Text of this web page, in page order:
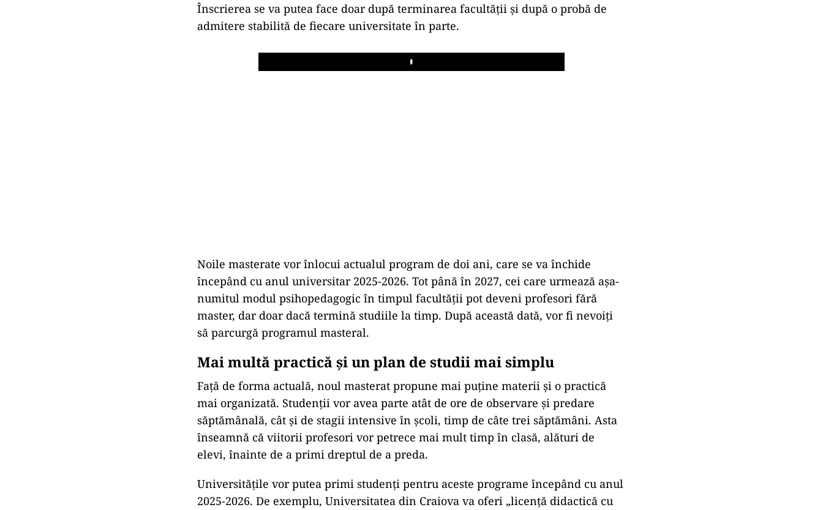
Înscrierea se va putea face doar după terminarea facultății și după o probă de
admitere stabilită de fiecare universitate în parte.
Play
Noile masterate vor înlocui actualul program de doi ani, care se va închide
începând cu anul universitar 2025-2026. Tot până în 2027, cei care urmează așa-
numitul modul psihopedagogic în timpul facultății pot deveni profesori fără
master, dar doar dacă termină studiile la timp. După această dată, vor fi nevoiți
să parcurgă programul masteral.
Mai multă practică și un plan de studii mai simplu
Față de forma actuală, noul masterat propune mai puține materii și o practică
mai organizată. Studenții vor avea parte atât de ore de observare și predare
săptămânală, cât și de stagii intensive în școli, timp de câte trei săptămâni. Asta
înseamnă că viitorii profesori vor petrece mai mult timp în clasă, alături de
elevi, înainte de a primi dreptul de a preda.
Universitățile vor putea primi studenți pentru aceste programe începând cu anul
2025-2026. De exemplu, Universitatea din Craiova va oferi „licență didactică cu